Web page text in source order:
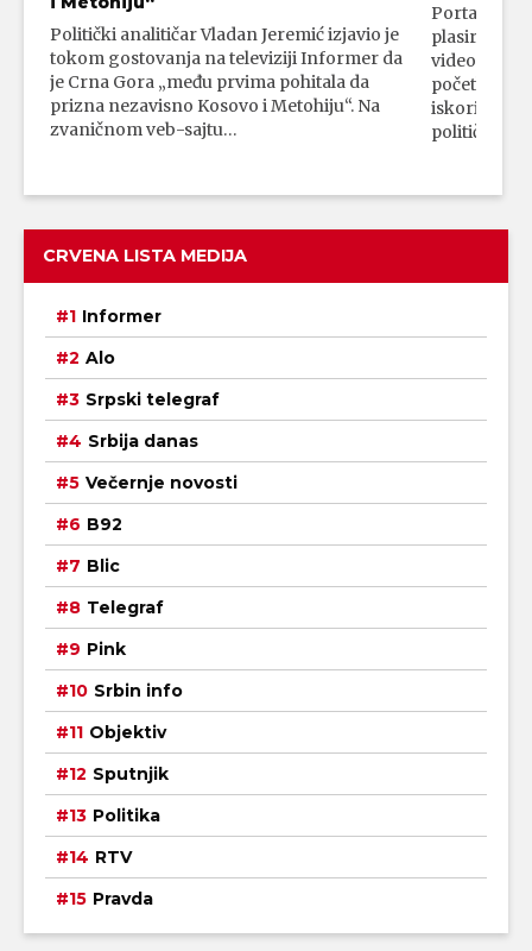
Politički analitičar Vladan Jeremić izjavio je
tokom gostovanja na televiziji Informer da
je Crna Gora „među prvima pohitala da
prizna nezavisno Kosovo i Metohiju“. Na
zvaničnom veb-sajtu…
Portal 24
plasirali su
video-
početka
iskorišćava
političkim
CRVENA LISTA MEDIJA
Informer
Alo
Srpski telegraf
Srbija danas
Večernje novosti
B92
Blic
Telegraf
Pink
Srbin info
Objektiv
Sputnjik
Politika
RTV
Pravda